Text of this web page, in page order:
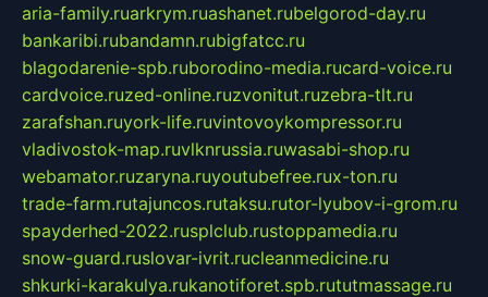
aria-family.ruarkrym.ruashanet.rubelgorod-day.ru
bankaribi.rubandamn.rubigfatcc.ru
blagodarenie-spb.ruborodino-media.rucard-voice.ru
cardvoice.ruzed-online.ruzvonitut.ruzebra-tlt.ru
zarafshan.ruyork-life.ruvintovoykompressor.ru
vladivostok-map.ruvlknrussia.ruwasabi-shop.ru
webamator.ruzaryna.ruyoutubefree.rux-ton.ru
trade-farm.rutajuncos.rutaksu.rutor-lyubov-i-grom.ru
spayderhed-2022.rusplclub.rustoppamedia.ru
snow-guard.ruslovar-ivrit.rucleanmedicine.ru
shkurki-karakulya.rukanotiforet.spb.rututmassage.ru